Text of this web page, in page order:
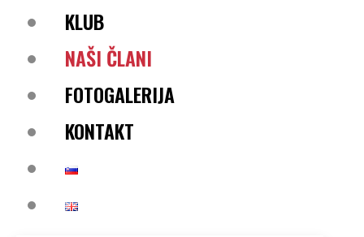
KLUB
NAŠI ČLANI
FOTOGALERIJA
KONTAKT